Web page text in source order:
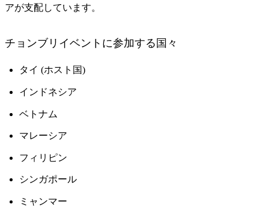
アが支配しています。
チョンブリイベントに参加する国々
タイ (ホスト国)
インドネシア
ベトナム
マレーシア
フィリピン
シンガポール
ミャンマー